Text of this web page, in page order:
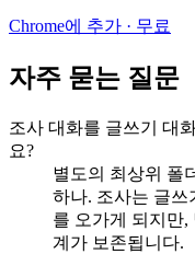
Chrome에 추가 · 무료
자주 묻는 질문
조사 대화를 글쓰기 대
요?
별도의 최상위 폴
하나. 조사는 글쓰
를 오가게 되지만
계가 보존됩니다.